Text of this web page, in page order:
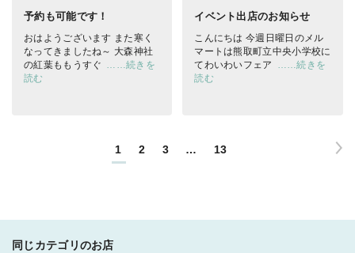
予約も可能です！
おはようございます また寒く
なってきましたね～ 大森神社
の紅葉ももうすぐ ……続きを
読む
イベント出店のお知らせ
こんにちは 今週日曜日のメル
マートは熊取町立中央小学校に
てわいわいフェア
……続きを
読む
1 2 3 … 13
同じカテゴリのお店